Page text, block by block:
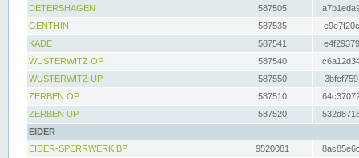
DETERSHAGEN
587505
GENTHIN
587535
KADE
587541
WUSTERWITZ OP
587540
WUSTERWITZ UP
587550
ZERBEN OP
587510
ZERBEN UP
587520
EIDER
EIDER-SPERRWERK BP
9520081